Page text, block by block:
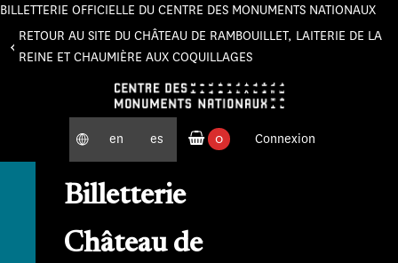
BILLETTERIE OFFICIELLE DU CENTRE DES MONUMENTS NATIONAUX
RETOUR AU SITE DU CHÂTEAU DE RAMBOUILLET, LAITERIE DE LA
REINE ET CHAUMIÈRE AUX COQUILLAGES
en es
0
Connexion
Billetterie
Château de
Panneau de gestion des cookies